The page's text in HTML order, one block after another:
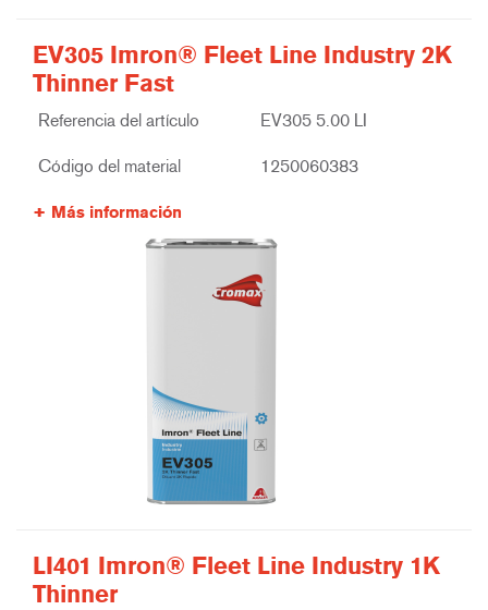
EV305 Imron® Fleet Line Industry 2K
Thinner Fast
Referencia del artículo EV305 5.00 LI
Código del material 1250060383
Más información
LI401 Imron® Fleet Line Industry 1K
Thinner